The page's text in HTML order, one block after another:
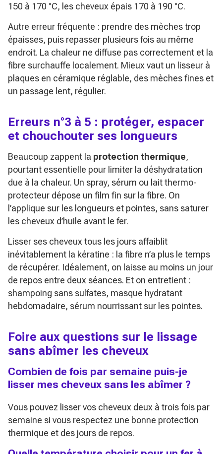
150 à 170 °C, les cheveux épais 170 à 190 °C.
Autre erreur fréquente : prendre des mèches trop
épaisses, puis repasser plusieurs fois au même
endroit. La chaleur ne diffuse pas correctement et la
fibre surchauffe localement. Mieux vaut un lisseur à
plaques en céramique réglable, des mèches fines et
un passage lent, régulier.
Erreurs n°3 à 5 : protéger, espacer
et chouchouter ses longueurs
Beaucoup zappent la protection thermique,
pourtant essentielle pour limiter la déshydratation
due à la chaleur. Un spray, sérum ou lait thermo-
protecteur dépose un film fin sur la fibre. On
l’applique sur les longueurs et pointes, sans saturer
les cheveux d’huile avant le fer.
Lisser ses cheveux tous les jours affaiblit
inévitablement la kératine : la fibre n’a plus le temps
de récupérer. Idéalement, on laisse au moins un jour
de repos entre deux séances. Et on entretient :
shampoing sans sulfates, masque hydratant
hebdomadaire, sérum nourrissant sur les pointes.
Foire aux questions sur le lissage
sans abîmer les cheveux
Combien de fois par semaine puis-je
lisser mes cheveux sans les abîmer ?
Vous pouvez lisser vos cheveux deux à trois fois par
semaine si vous respectez une bonne protection
thermique et des jours de repos.